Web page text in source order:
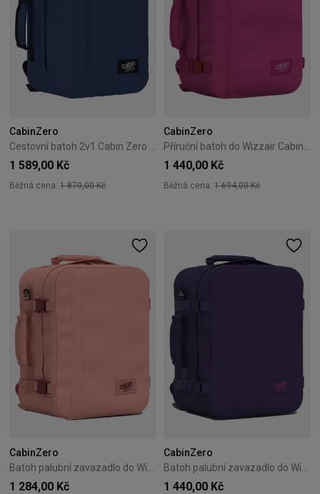
CabinZero
1 589,00 Kč
Běžná cena: 1 870,00 Kč
CabinZero
1 440,00 Kč
Běžná cena: 1 694,00 Kč
CabinZero
1 284,00 Kč
CabinZero
1 440,00 Kč